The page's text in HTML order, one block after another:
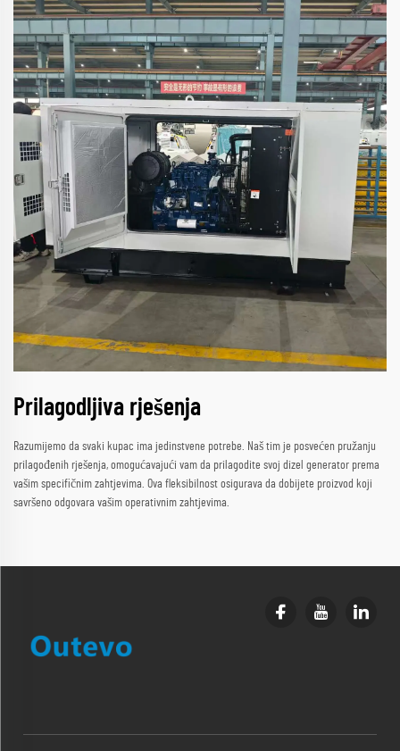
Prilagodljiva rješenja
Razumijemo da svaki kupac ima jedinstvene potrebe. Naš tim je posvećen pružanju
prilagođenih rješenja, omogućavajući vam da prilagodite svoj dizel generator prema
vašim specifičnim zahtjevima. Ova fleksibilnost osigurava da dobijete proizvod koji
savršeno odgovara vašim operativnim zahtjevima.